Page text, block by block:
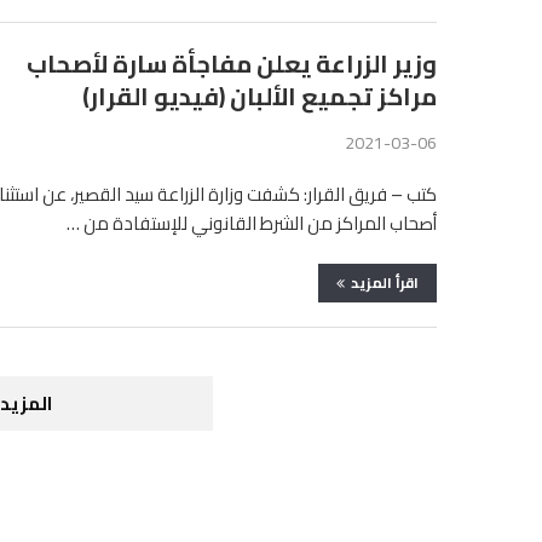
وزير الزراعة يعلن مفاجأة سارة لأصحاب
مراكز تجميع الألبان (فيديو القرار)
2021-03-06
كتب – فريق القرار: كشفت وزارة الزراعة سيد القصير، عن
أصحاب المراكز من الشرط القانوني للإستفادة من …
اقرأ المزيد